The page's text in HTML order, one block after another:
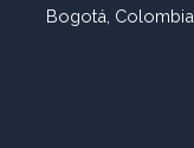
Bogotá, Colombia